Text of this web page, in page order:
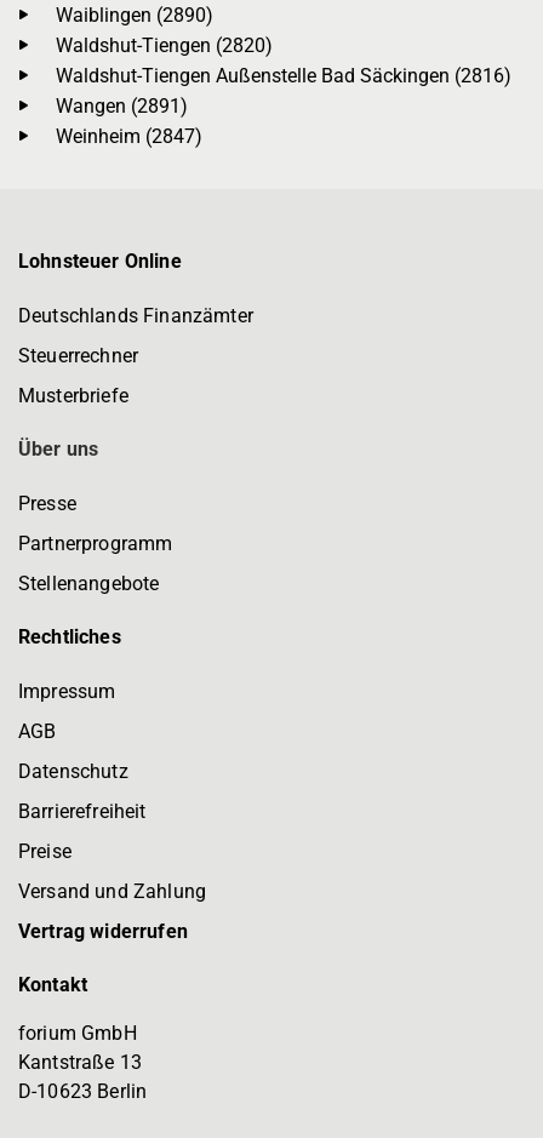
Waiblingen (2890)
Waldshut-Tiengen (2820)
Waldshut-Tiengen Außenstelle Bad Säckingen (2816)
Wangen (2891)
Weinheim (2847)
Lohnsteuer Online
Deutschlands Finanzämter
Steuerrechner
Musterbriefe
Über uns
Presse
Partnerprogramm
Stellenangebote
Rechtliches
Impressum
AGB
Datenschutz
Barrierefreiheit
Preise
Versand und Zahlung
Vertrag widerrufen
Kontakt
forium GmbH
Kantstraße 13
D-10623 Berlin